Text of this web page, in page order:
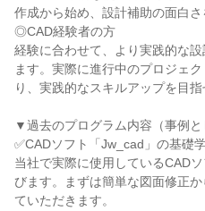
作成から始め、設計補助の面白さ
◎CAD経験者の方
経験に合わせて、より実践的な
ます。実際に進行中のプロジェ
り、実践的なスキルアップを目指
▼過去のプログラム内容（事例と
✅CADソフト「Jw_cad」の基礎
当社で実際に使用しているCAD
びます。まずは簡単な図面修正
ていただきます。